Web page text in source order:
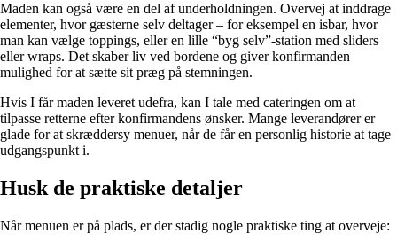
Maden kan også være en del af underholdningen. Overvej at inddrage
elementer, hvor gæsterne selv deltager – for eksempel en isbar, hvor
man kan vælge toppings, eller en lille “byg selv”-station med sliders
eller wraps. Det skaber liv ved bordene og giver konfirmanden
mulighed for at sætte sit præg på stemningen.
Hvis I får maden leveret udefra, kan I tale med cateringen om at
tilpasse retterne efter konfirmandens ønsker. Mange leverandører er
glade for at skræddersy menuer, når de får en personlig historie at tage
udgangspunkt i.
Husk de praktiske detaljer
Når menuen er på plads, er der stadig nogle praktiske ting at overveje: